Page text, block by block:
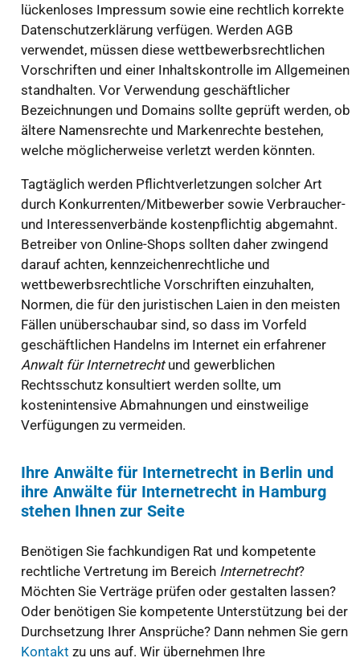
lückenloses Impressum sowie eine rechtlich korrekte
Datenschutzerklärung verfügen. Werden AGB
verwendet, müssen diese wettbewerbsrechtlichen
Vorschriften und einer Inhaltskontrolle im Allgemeinen
standhalten. Vor Verwendung geschäftlicher
Bezeichnungen und Domains sollte geprüft werden, ob
ältere Namensrechte und Markenrechte bestehen,
welche möglicherweise verletzt werden könnten.
Tagtäglich werden Pflichtverletzungen solcher Art
durch Konkurrenten/Mitbewerber sowie Verbraucher-
und Interessenverbände kostenpflichtig abgemahnt.
Betreiber von Online-Shops sollten daher zwingend
darauf achten, kennzeichenrechtliche und
wettbewerbsrechtliche Vorschriften einzuhalten,
Normen, die für den juristischen Laien in den meisten
Fällen unüberschaubar sind, so dass im Vorfeld
geschäftlichen Handelns im Internet ein erfahrener
Anwalt für Internetrechtund gewerblichen
Rechtsschutz konsultiert werden sollte, um
kostenintensive Abmahnungen und einstweilige
Verfügungen zu vermeiden.
Ihre Anwälte für Internetrecht in Berlin und
ihre Anwälte für Internetrecht in Hamburg
stehen Ihnen zur Seite
Benötigen Sie fachkundigen Rat und kompetente
rechtliche Vertretung im Bereich Internetrecht?
Möchten Sie Verträge prüfen oder gestalten lassen?
Oder benötigen Sie kompetente Unterstützung bei der
Durchsetzung Ihrer Ansprüche? Dann nehmen Sie gern
Kontakt zu uns auf. Wir übernehmen Ihre